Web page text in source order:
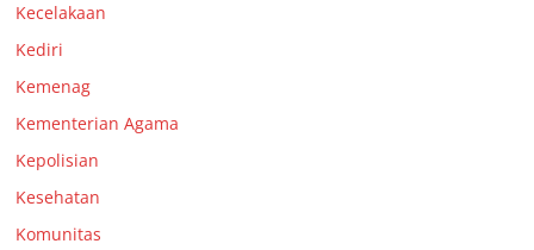
Kecelakaan
Kediri
Kemenag
Kementerian Agama
Kepolisian
Kesehatan
Komunitas